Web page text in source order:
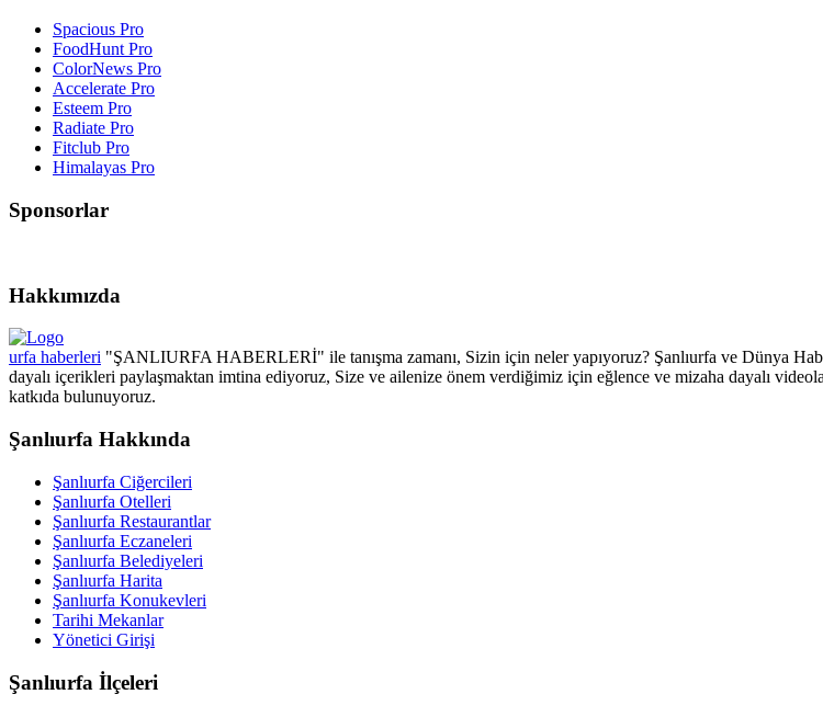
Spacious Pro
FoodHunt Pro
ColorNews Pro
Accelerate Pro
Esteem Pro
Radiate Pro
Fitclub Pro
Himalayas Pro
Sponsorlar
Hakkımızda
urfa haberleri "ŞANLIURFA HABERLERİ" ile tanışma zamanı, Sizin için neler yapıyoruz? Şanlıurfa ve Dünya
dayalı içerikleri paylaşmaktan imtina ediyoruz, Size ve ailenize önem verdiğimiz için eğlence ve mizaha dayalı
katkıda bulunuyoruz.
Şanlıurfa Hakkında
Şanlıurfa Ciğercileri
Şanlıurfa Otelleri
Şanlıurfa Restaurantlar
Şanlıurfa Eczaneleri
Şanlıurfa Belediyeleri
Şanlıurfa Harita
Şanlıurfa Konukevleri
Tarihi Mekanlar
Yönetici Girişi
Şanlıurfa İlçeleri